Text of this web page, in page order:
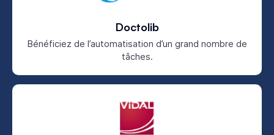
Doctolib
Bénéficiez de l’automatisation d’un grand nombre de
tâches.